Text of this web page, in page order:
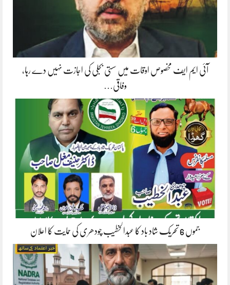
آئی ایم ایف مخصوص اوقات میں سستی بجلی کی اجازت نہیں دے رہا،
وفاقی…
جموں 6 تحریک شاد باد کا عبدالخطیب چودھری کی حمایت کا اعلان